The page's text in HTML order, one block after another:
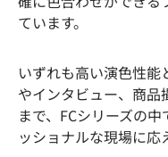
ています。
いずれも高い演色性
やインタビュー、商品
まで、FCシリーズの
ッショナルな現場に応